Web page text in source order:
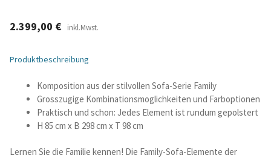
Betten und Bettsofas
Schreibtische & Kids
Outdoor
TV- und Mediamöbel
Kataloge Landhaus
2.399,00 € inkl.Mwst.
Produktbeschreibung
Komposition aus der stilvollen Sofa-Serie Family
Grosszugige Kombinationsmoglichkeiten und Farboptionen
Praktisch und schon: Jedes Element ist rundum gepolstert
H 85 cm x B 298 cm x T 98 cm
Lernen Sie die Familie kennen! Die Family-Sofa-Elemente der